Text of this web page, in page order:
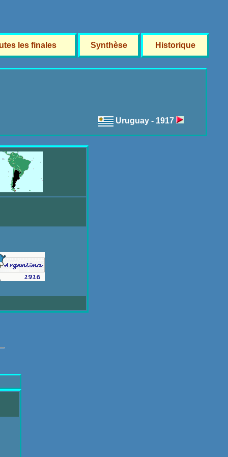
les finales Synthèse Historique
Uruguay - 1917